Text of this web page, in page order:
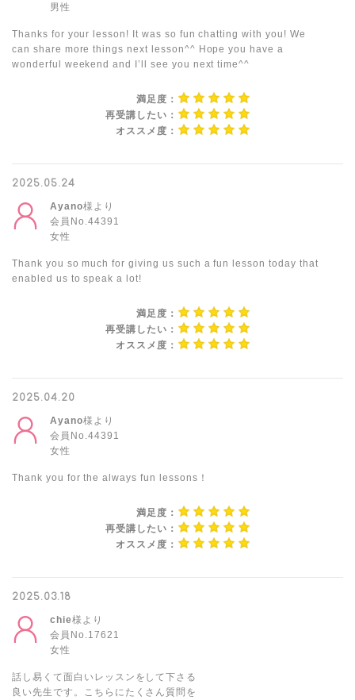
男性
Thanks for your lesson! It was so fun chatting with you! We
can share more things next lesson^^ Hope you have a
wonderful weekend and I’ll see you next time^^
満足度：
再受講したい：
オススメ度：
2025.05.24
Ayano様より
会員No.44391
女性
Thank you so much for giving us such a fun lesson today that
enabled us to speak a lot!
満足度：
再受講したい：
オススメ度：
2025.04.20
Ayano様より
会員No.44391
女性
Thank you for the always fun lessons！
満足度：
再受講したい：
オススメ度：
2025.03.18
chie様より
会員No.17621
女性
話し易くて面白いレッスンをして下さる
良い先生です。こちらにたくさん質問を